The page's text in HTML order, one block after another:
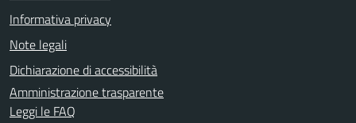
Informativa privacy
Note legali
Dichiarazione di accessibilità
Amministrazione trasparente
Leggi le FAQ